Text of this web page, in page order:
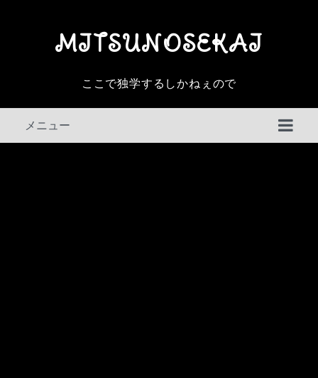
MITSUNOSEKAI
ここで独学するしかねぇので
メニュー